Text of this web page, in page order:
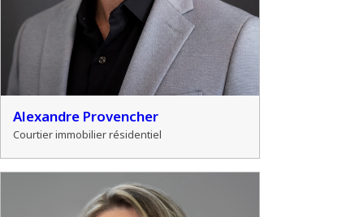
Alexandre Provencher
Courtier immobilier résidentiel